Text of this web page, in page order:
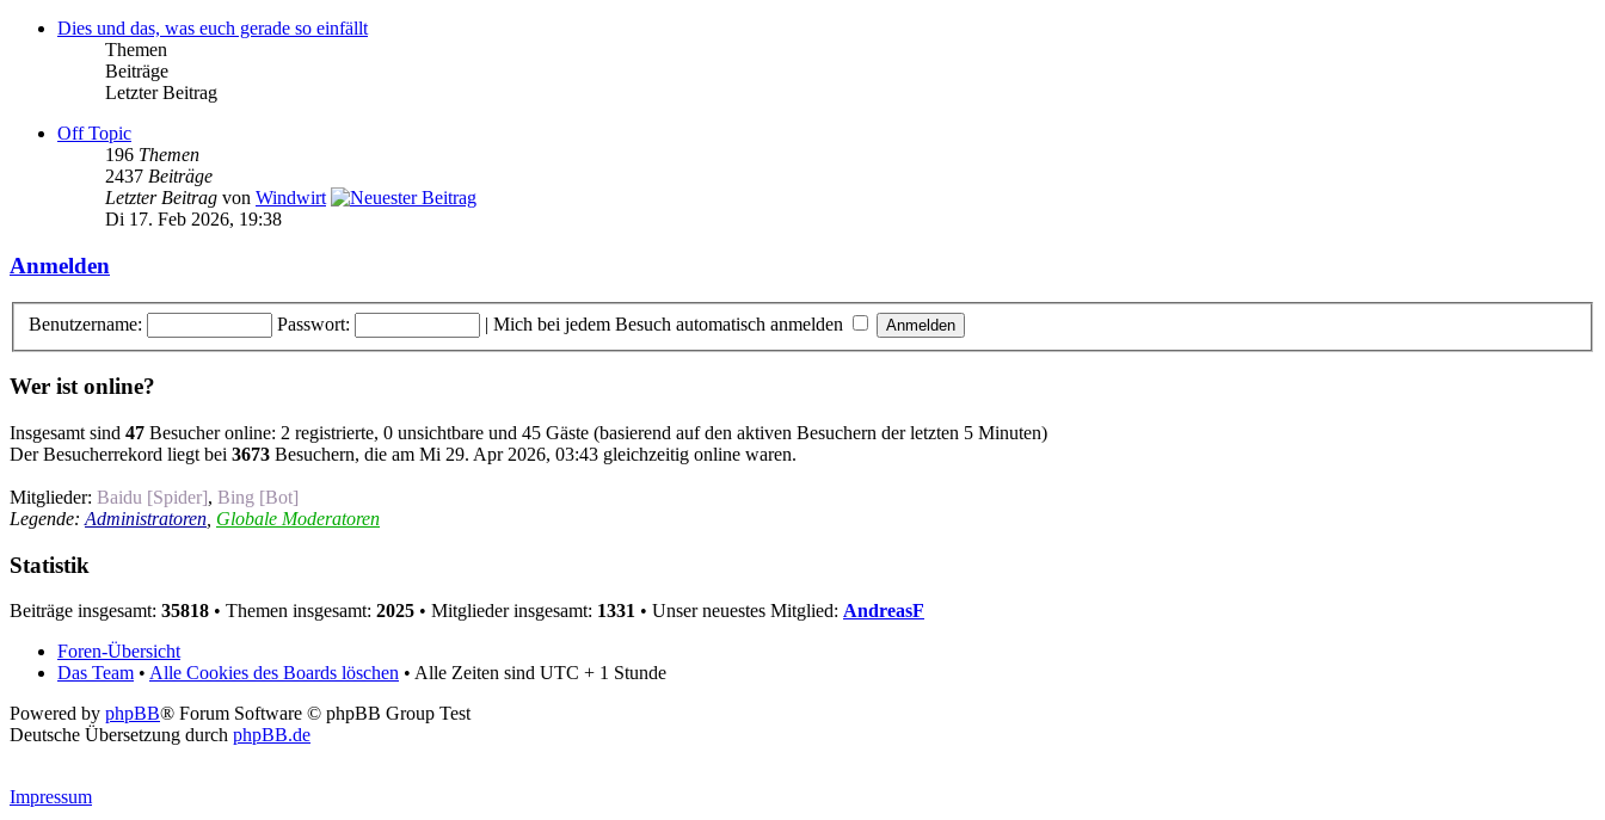
Dies und das, was euch gerade so einfällt
Themen
Beiträge
Letzter Beitrag
Off Topic
196 Themen
2437 Beiträge
Letzter Beitrag von Windwirt
Di 17. Feb 2026, 19:38
Anmelden
Benutzername: Passwort: | Mich bei jedem Besuch automatisch anmelden
Wer ist online?
Insgesamt sind 47 Besucher online: 2 registrierte, 0 unsichtbare und 45 Gäste (basierend auf den aktiven Besuchern der letzten 5 Minuten)
Der Besucherrekord liegt bei 3673 Besuchern, die am Mi 29. Apr 2026, 03:43 gleichzeitig online waren.
Mitglieder: Baidu [Spider], Bing [Bot]
Legende: Administratoren Globale Moderatoren
Statistik
Beiträge insgesamt: 35818 • Themen insgesamt: 2025 • Mitglieder insgesamt: 1331 • Unser neuestes Mitglied: AndreasF
Foren-Übersicht
Das Team • Alle Cookies des Boards löschen • Alle Zeiten sind UTC + 1 Stunde
Powered by phpBB® Forum Software © phpBB Group Test
Deutsche Übersetzung durch phpBB.de
Impressum